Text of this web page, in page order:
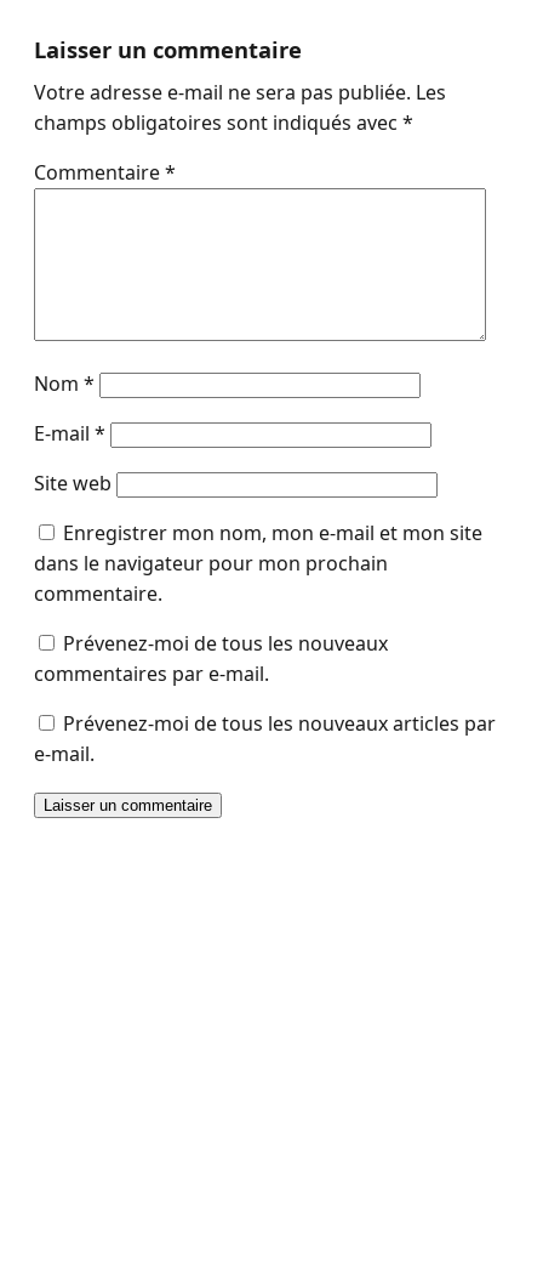
Laisser un commentaire
Votre adresse e-mail ne sera pas publiée. Les
champs obligatoires sont indiqués avec *
Commentaire*
Nom *
E-mail *
Site web
Enregistrer mon nom, mon e-mail et mon site
dans le navigateur pour mon prochain
commentaire.
Prévenez-moi de tous les nouveaux
commentaires par e-mail.
Prévenez-moi de tous les nouveaux articles par
e-mail.